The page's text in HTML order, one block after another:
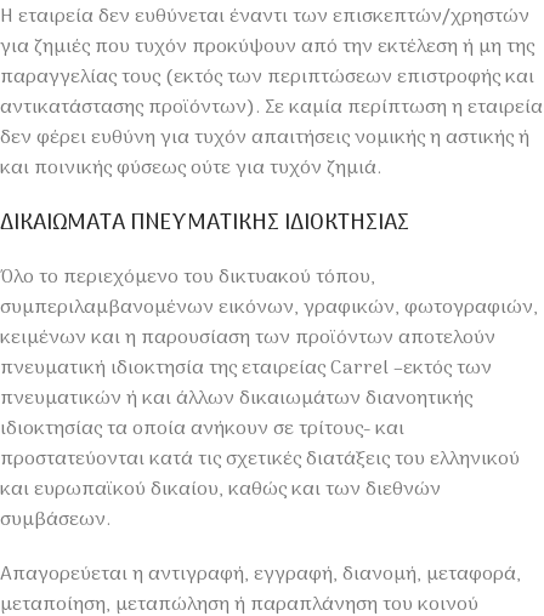
Η εταιρεία δεν ευθύνεται έναντι των επισκεπτών/χρηστών
για ζημιές που τυχόν προκύψουν από την εκτέλεση ή μη της
παραγγελίας τους (εκτός των περιπτώσεων επιστροφής και
αντικατάστασης προϊόντων). Σε καμία περίπτωση η εταιρεία
δεν φέρει ευθύνη για τυχόν απαιτήσεις νομικής η αστικής ή
και ποινικής φύσεως ούτε για τυχόν ζημιά.
ΔΙΚΑΙΩΜΑΤΑ ΠΝΕΥΜΑΤΙΚΗΣ ΙΔΙΟΚΤΗΣΙΑΣ
Όλο το περιεχόμενο του δικτυακού τόπου,
συμπεριλαμβανομένων εικόνων, γραφικών, φωτογραφιών,
κειμένων και η παρουσίαση των προϊόντων αποτελούν
πνευματική ιδιοκτησία της εταιρείας Carrel –εκτός των
πνευματικών ή και άλλων δικαιωμάτων διανοητικής
ιδιοκτησίας τα οποία ανήκουν σε τρίτους- και
προστατεύονται κατά τις σχετικές διατάξεις του ελληνικού
και ευρωπαϊκού δικαίου, καθώς και των διεθνών
συμβάσεων.
Απαγορεύεται η αντιγραφή, εγγραφή, διανομή, μεταφορά,
μεταποίηση, μεταπώληση ή παραπλάνηση του κοινού